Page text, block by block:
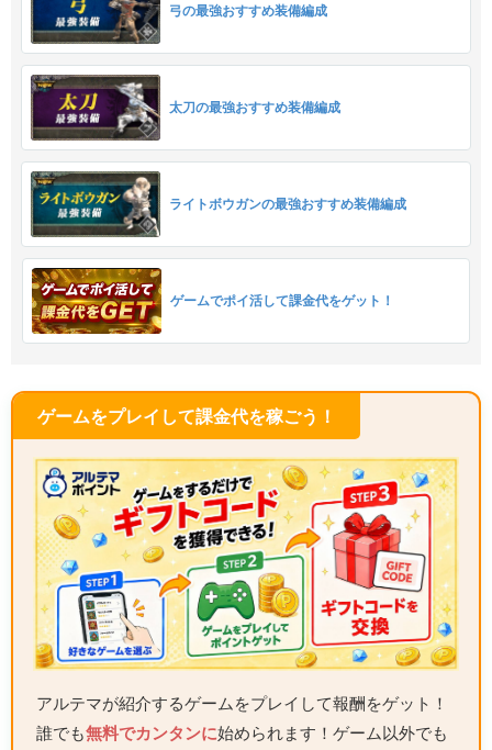
弓の最強おすすめ装備編成
太刀の最強おすすめ装備編成
ライトボウガンの最強おすすめ装備編成
ゲームでポイ活して課金代をゲット！
ゲームをプレイして課金代を稼ごう！
アルテマが紹介するゲームをプレイして報酬をゲット！
誰でも無料でカンタンに始められます！ゲーム以外でも